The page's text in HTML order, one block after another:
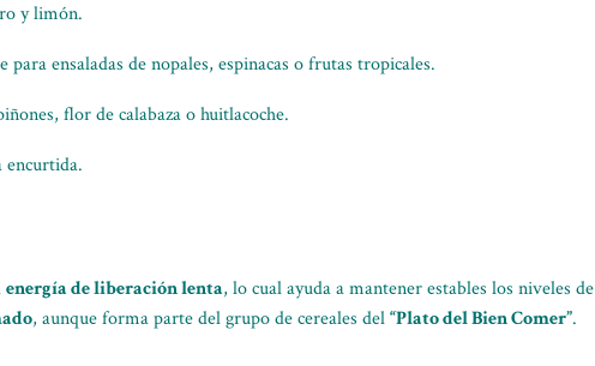
y limón.
ensaladas de nopales, espinacas o frutas tropicales.
flor de calabaza o huitlacoche.
encurtida.
energía de liberación lenta, lo cual ayuda a mantener estables los niveles de
, aunque forma parte del grupo de cereales del“Plato del Bien Comer”.